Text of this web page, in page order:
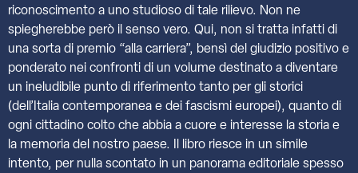
riconoscimento a uno studioso di tale rilievo. Non ne
spiegherebbe però il senso vero. Qui, non si tratta infatti di
una sorta di premio “alla carriera”, bensì del giudizio positivo e
ponderato nei confronti di un volume destinato a diventare
un ineludibile punto di riferimento tanto per gli storici
(dell’Italia contemporanea e dei fascismi europei), quanto di
ogni cittadino colto che abbia a cuore e interesse la storia e
la memoria del nostro paese. Il libro riesce in un simile
intento, per nulla scontato in un panorama editoriale spesso